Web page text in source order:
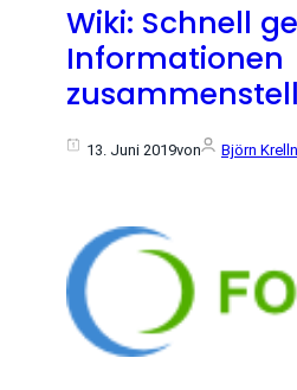
Wiki: Schnell
Informationen
13. Juni 2019von Björn